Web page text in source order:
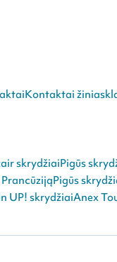
Kontaktai
skrydžiaiPigūs
Pigūs
UP! skrydžiaiAnex